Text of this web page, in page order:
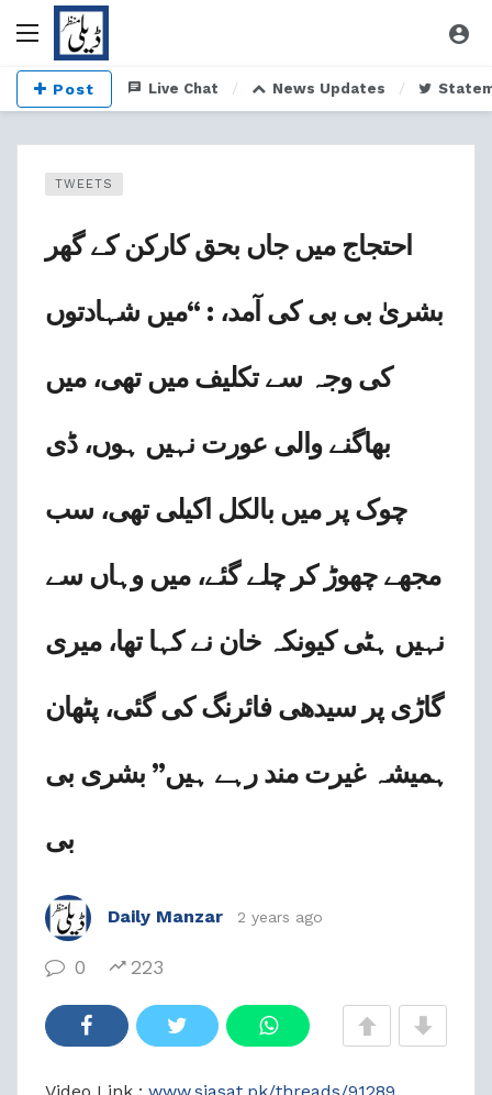
Post Live Chat News Updates
TWEETS
احتجاج میں جاں بحق کارکن کے گھر
بشریٰ بی بی کی آمد، : “میں شہادتوں
کی وجہ سے تکلیف میں تھی، میں
بھاگنے والی عورت نہیں ہوں، ڈی
چوک پر میں بالکل اکیلی تھی، سب
مجھے چھوڑ کر چلے گئے، میں وہاں سے
نہیں ہٹی کیونکہ خان نے کہا تھا، میری
گاڑی پر سیدھی فائرنگ کی گئی، پٹھان
ہمیشہ غیرت مند رہے ہیں” بشری بی
بی
Daily Manzar 2 years ago
0 223